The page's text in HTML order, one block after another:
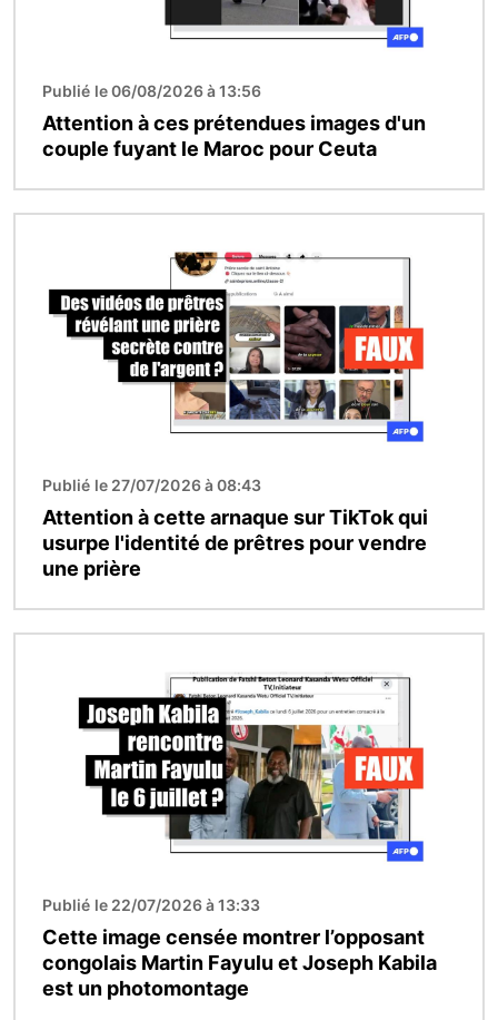
Publié le 06/08/2026 à 13:56
Attention à ces prétendues images d'un
couple fuyant le Maroc pour Ceuta
Publié le 27/07/2026 à 08:43
Attention à cette arnaque sur TikTok qui
usurpe l'identité de prêtres pour vendre
une prière
Publié le 22/07/2026 à 13:33
Cette image censée montrer l’opposant
congolais Martin Fayulu et Joseph Kabila
est un photomontage